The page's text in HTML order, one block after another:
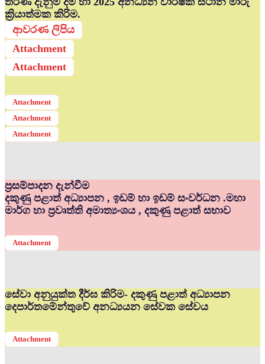
ක්‍රියාත්මක කිරිම.
ආවරණ ලිපිය
Attachment
Attachment
Attachment
Attachment
Attachment
ප්‍රසම්පාදන දැන්වීම
දකුණු පළාත් අධ්‍යාපන , ඉඩම් හා ඉඩම් සංවර්ධන .මහා
මාර්ග හා ප්‍රවෘත්ති අමාත්‍යංශය , දකුණු පළාත් සභාව
Attachment
සේවා අනුයුක්ත දීර්ඝ කිරිම- දකුණු පළාත් අධ්‍යාපන
දෙපාර්තමේන්තුවේ අනධ්‍යයන සේවක සේවය
Attachment